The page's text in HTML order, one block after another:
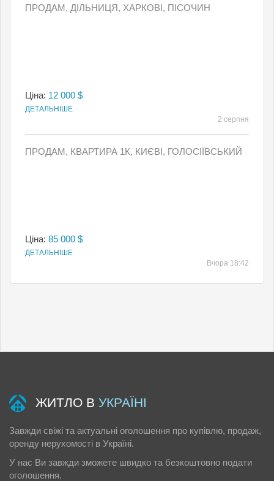
ПРОДАМ, ДІЛЬНИЦЯ, ХАРКОВІ, ПІСОЧИН
Ціна: 12 000 $
ДЕТАЛЬНІШЕ
2 серпня
ПРОДАМ, КВАРТИРА 1К, КИЄВI, ГОЛОСІЇВСЬКИЙ
Ціна: 85 000 $
ДЕТАЛЬНІШЕ
Вчора 18:42
ЖИТЛО В УКРАЇНІ
Завжди свіжі та актуальні оголошення про купівлю, продаж,
оренду нерухомості в Україні.
У нас Ви завжди зможете швидко та безкоштовно подати
оголошення.